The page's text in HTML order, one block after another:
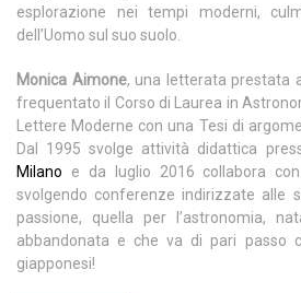
esplorazione nei tempi moderni,
dell’Uomo sul suo suolo.
Monica Aimone, una letterata prestata
frequentato il Corso di Laurea in
Lettere Moderne con una Tesi di
Dal 1995 svolge attività didattica
Milano e da luglio 2016 collabora con
svolgendo conferenze indirizzate alle
passione, quella per l’astronomia,
abbandonata e che va di pari passo
giapponesi!